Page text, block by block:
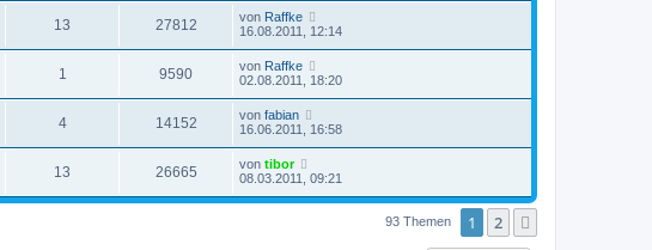
13 27812 von Raffke
16.08.2011, 12:14
1 9590 von Raffke
02.08.2011, 18:20
4 14152 von fabian
16.06.2011, 16:58
13 26665 von tibor
08.03.2011, 09:21
93 Themen 1 2